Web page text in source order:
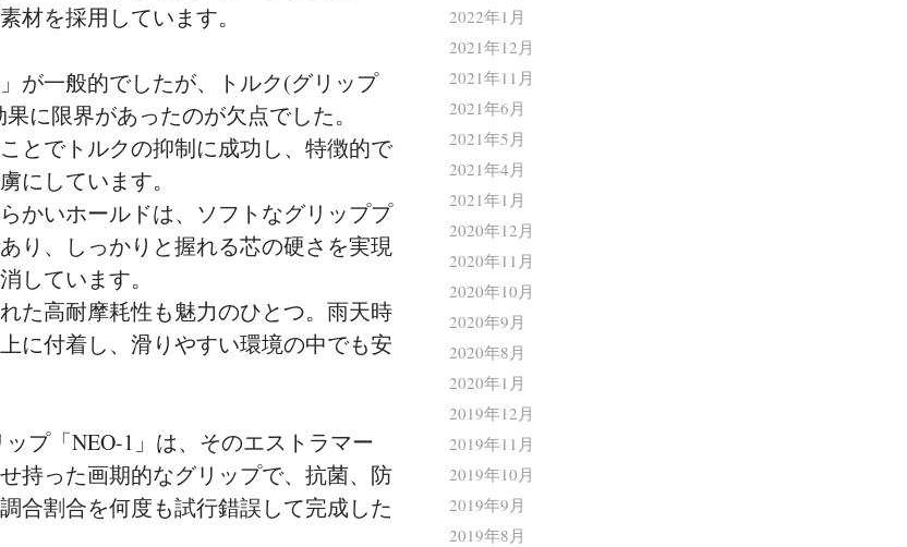
材を採用しています。
が一般的でしたが、トルク(グリップ
に限界があったのが欠点でした。
とでトルクの抑制に成功し、特徴的で
にしています。
かいホールドは、ソフトなグリッププ
り、しっかりと握れる芯の硬さを実現
しています。
た高耐摩耗性も魅力のひとつ。雨天時
に付着し、滑りやすい環境の中でも安
プ「NEO-1」は、そのエストラマー
持った画期的なグリップで、抗菌、防
合割合を何度も試行錯誤して完成した
2022年1月
2021年12月
2021年11月
2021年6月
2021年5月
2021年4月
2021年1月
2020年12月
2020年11月
2020年10月
2020年9月
2020年8月
2020年1月
2019年12月
2019年11月
2019年10月
2019年9月
2019年8月